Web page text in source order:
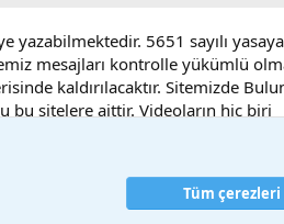
5651 sayılı
mesajları kontrolle yükümlü
kaldırılacaktır. Sitemizde
bu sitelere aittir. Videoların hiç biri
ve kurallar Gizlilik politikası
Tüm